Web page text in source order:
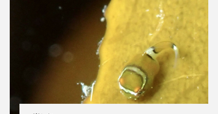
下田海中水族館 世界遺産 両生類
伝承 伝統料理
健康 八景島シーパラダイス
分類 刺胞動物
北の大地の水族館